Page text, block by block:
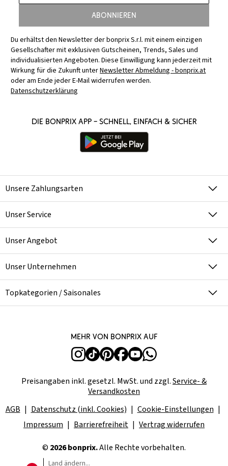
Abonnieren
Du erhältst den Newsletter der bonprix S.r.l. mit einem einzigen
Gesellschafter mit exklusiven Gutscheinen, Trends, Sales und
individualisierten Angeboten. Diese Einwilligung kann jederzeit mit
Wirkung für die Zukunft unterNewsletter Abmeldung - bonprix.at
oder am Ende jeder E-Mail widerrufen werden.
Datenschutzerklärung
Die bonprix App – schnell, einfach & sicher
Unsere Zahlungsarten
Unser Service
Unser Angebot
Unser Unternehmen
Topkategorien / Saisonales
Mehr von bonprix auf
Preisangaben inkl. gesetzl. MwSt. und zzgl.Service- &
Versandkosten
AGB
Datenschutz (inkl. Cookies)
Cookie-Einstellungen
Impressum
Barrierefreiheit Vertrag widerrufen
© 2026 bonprix.Alle Rechte vorbehalten.
Land ändern...